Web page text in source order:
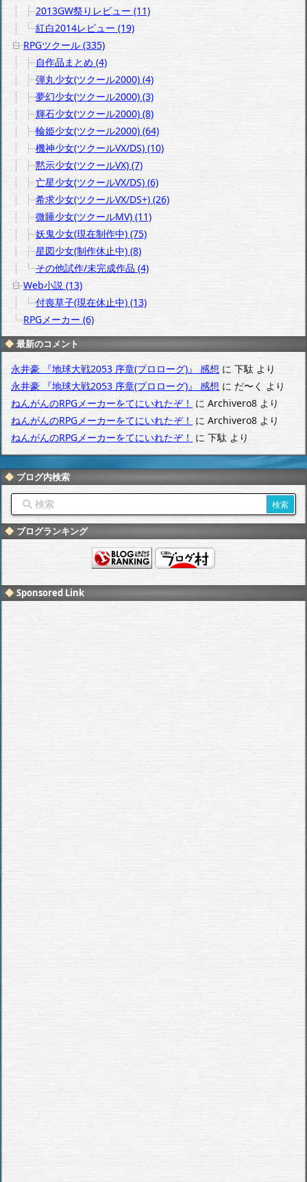
2013GW祭りレビュー (11)
紅白2014レビュー (19)
RPGツクール (335)
自作品まとめ (4)
弾丸少女(ツクール2000) (4)
夢幻少女(ツクール2000) (3)
輝石少女(ツクール2000) (8)
輪姫少女(ツクール2000) (64)
機神少女(ツクールVX/DS) (10)
黙示少女(ツクールVX) (7)
亡星少女(ツクールVX/DS) (6)
希求少女(ツクールVX/DS+) (26)
微睡少女(ツクールMV) (11)
妖鬼少女(現在制作中) (75)
星図少女(制作休止中) (8)
その他試作/未完成作品 (4)
Web小説 (13)
付喪草子(現在休止中) (13)
RPGメーカー (6)
最新のコメント
永井豪 『地球大戦2053 序章(プロローグ)』 感想 に下駄より
永井豪 『地球大戦2053 序章(プロローグ)』 感想にだ〜く より
ねんがんのRPGメーカーをてにいれたぞ！ に Archivero8 より
ねんがんのRPGメーカーをてにいれたぞ！ に Archivero8より
ねんがんのRPGメーカーをてにいれたぞ！に下駄より
ブログ内検索
ブログランキング
Sponsored Link